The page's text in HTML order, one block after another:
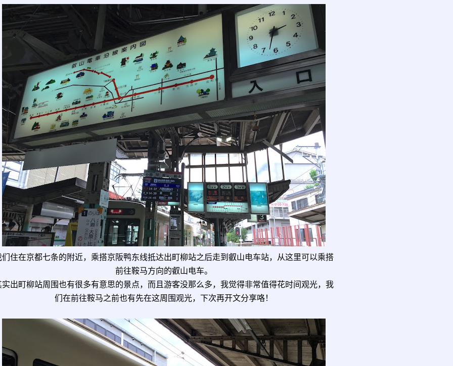
们住在京都七条的附近，乘搭京阪鸭东线抵达出町柳站之后走到叡山电车站，从这里可以乘搭
前往鞍马方向的叡山电车。
实出町柳站周围也有很多有意思的景点，而且游客没那么多，我觉得非常值得花时间观光，我
们在前往鞍马之前也有先在这周围观光，下次再开文分享咯！